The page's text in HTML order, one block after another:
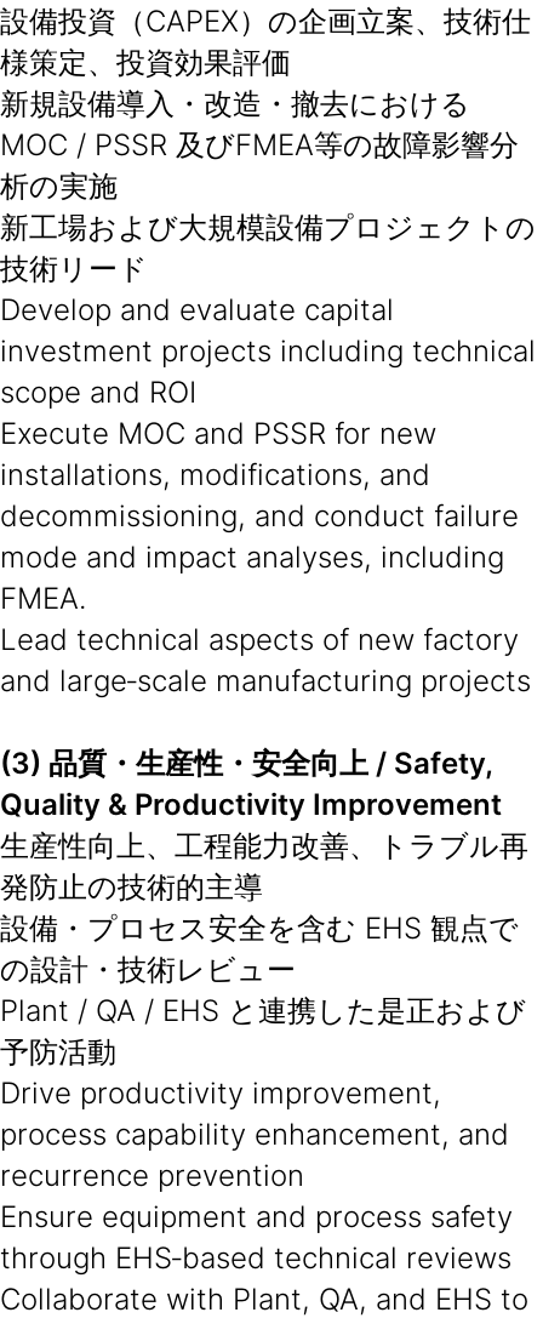
設備投資（CAPEX）の企画立案、技術仕
様策定、投資効果評価
新規設備導入・改造・撤去における
MOC / PSSR 及びFMEA等の故障影響分
析の実施
新工場および大規模設備プロジェクトの
技術リード
Develop and evaluate capital
investment projects including technical
scope and ROI
Execute MOC and PSSR for new
installations, modifications, and
decommissioning, and conduct failure
mode and impact analyses, including
FMEA.
Lead technical aspects of new factory
and large‑scale manufacturing projects
(3) 品質・生産性・安全向上 / Safety,
Quality & Productivity Improvement
生産性向上、工程能力改善、トラブル再
発防止の技術的主導
設備・プロセス安全を含む EHS 観点で
の設計・技術レビュー
Plant / QA / EHS と連携した是正および
予防活動
Drive productivity improvement,
process capability enhancement, and
recurrence prevention
Ensure equipment and process safety
through EHS‑based technical reviews
Collaborate with Plant, QA, and EHS to